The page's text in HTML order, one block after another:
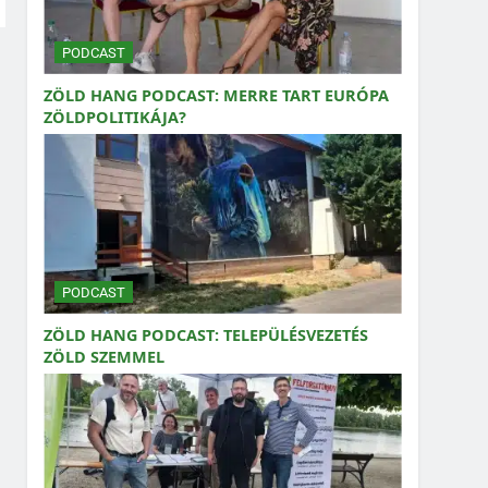
PODCAST
ZÖLD HANG PODCAST: MERRE TART EURÓPA
ZÖLDPOLITIKÁJA?
PODCAST
ZÖLD HANG PODCAST: TELEPÜLÉSVEZETÉS
ZÖLD SZEMMEL